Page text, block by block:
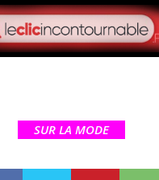
ongles en
facile pour
SUR LA MODE